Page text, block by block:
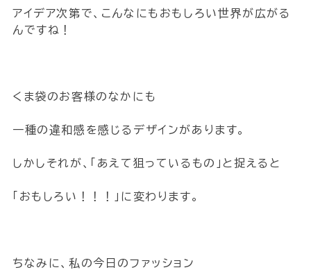
アイデア次第で、こんなにもおもしろい世界が広がる
んですね！
くま袋のお客様のなかにも
一種の違和感を感じるデザインがあります。
しかしそれが、「あえて狙っているもの」と捉えると
「おもしろい！！！」に変わります。
ちなみに、私の今日のファッション